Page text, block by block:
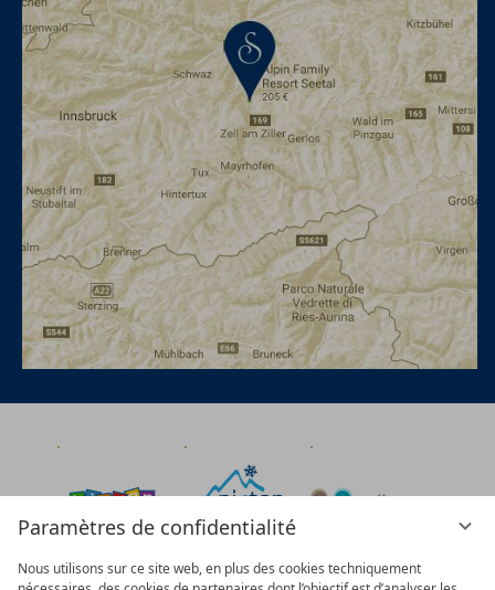
Paramètres de confidentialité
Nous utilisons sur ce site web, en plus des cookies techniquement